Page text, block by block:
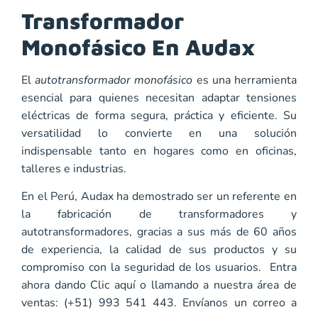
Transformador
Monofásico En Audax
Elautotransformador monofásico es una herramienta
esencial para quienes necesitan adaptar tensiones
eléctricas de forma segura, práctica y eficiente. Su
versatilidad lo convierte en una solución
indispensable tanto en hogares como en oficinas,
talleres e industrias.
En el Perú, Audaxha demostrado ser un referente en
la fabricación de transformadores y
autotransformadores, gracias a sus más de 60 años
de experiencia, la calidad de sus productos y su
compromiso con la seguridad de los usuarios. Entra
ahora dando Clic aquío llamando a nuestra área de
ventas: (+51) 993 541 443. Envíanos un correo a